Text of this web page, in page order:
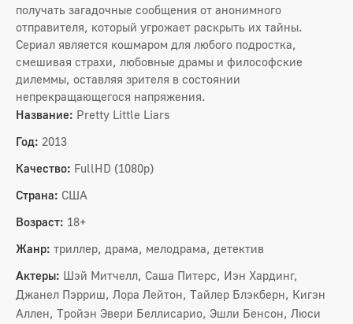
получать загадочные сообщения от анонимного
отправителя, который угрожает раскрыть их тайны.
Сериал является кошмаром для любого подростка,
смешивая страхи, любовные драмы и философские
дилеммы, оставляя зрителя в состоянии
непрекращающегося напряжения.
Название: Pretty Little Liars
Год: 2013
Качество: FullHD (1080p)
Страна: США
Возраст: 18+
Жанр: триллер, драма, мелодрама, детектив
Актеры: Шэй Митчелл, Саша Питерс, Иэн Хардинг,
Джанел Пэрриш, Лора Лейтон, Тайлер Блэкберн, Кигэн
Аллен, Тройэн Эвери Беллисарио, Эшли Бенсон, Люси